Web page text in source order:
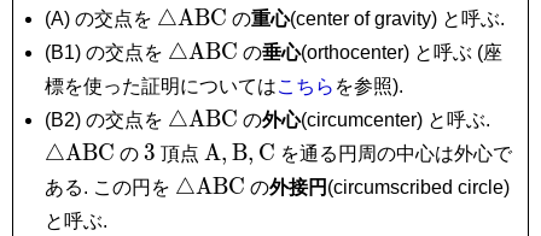
(A) の交点を \triangle\mathrm{ABC}
△ABC の重心(center of gravity) と呼ぶ.
(B1) の交点を \triangle\mathrm{ABC}
△ABC の垂心(orthocenter) と呼ぶ (座
標を使った証明についてはこちら を参照).
(B2) の交点を \triangle\mathrm{ABC}
△ABC の外心(circumcenter) と呼ぶ.
△ABC の 3
3 頂点 \mathrm
A,
A, \mathrm
B,
B, \mathrm
C
C を通る円周の中心は外心で
ある. この円を \triangle\mathrm{ABC}
△ABC の外接円 (circumscribed circle)
と呼ぶ.